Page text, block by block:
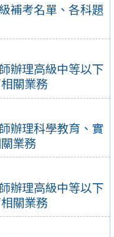
補考名單、各科題
辦理高級中等以下
關業務
辦理科學教育、實
業務
辦理高級中等以下
關業務